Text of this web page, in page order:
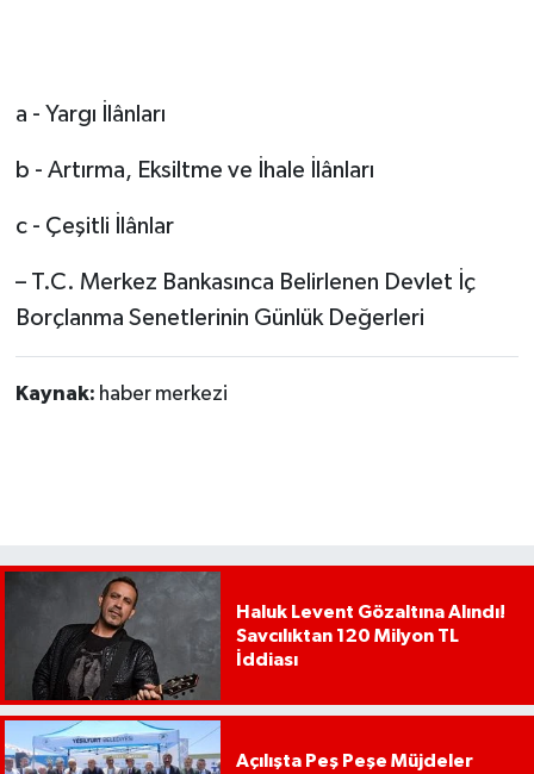
a - Yargı İlânları
b - Artırma, Eksiltme ve İhale İlânları
c - Çeşitli İlânlar
– T.C. Merkez Bankasınca Belirlenen Devlet İç
Borçlanma Senetlerinin Günlük Değerleri
Kaynak: haber merkezi
Haluk Levent Gözaltına Alındı!
Savcılıktan 120 Milyon TL
İddiası
Açılışta Peş Peşe Müjdeler